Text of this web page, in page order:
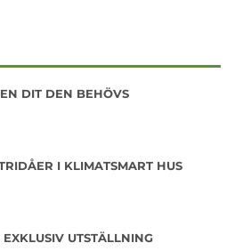
DIT DEN BEHÖVS
I KLIMATSMART HUS
UTSTÄLLNING